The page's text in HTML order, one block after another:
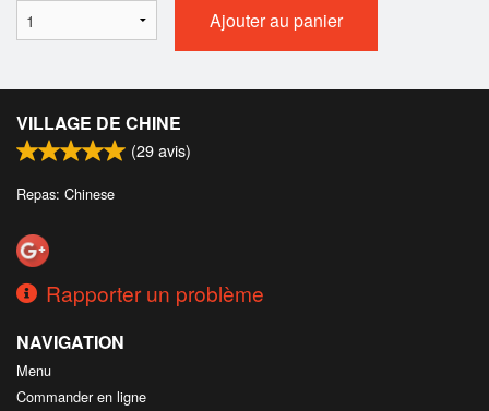
Ajouter au panier
VILLAGE DE CHINE
(29avis)
Repas: Chinese
Rapporter un problème
NAVIGATION
Menu
Commander en ligne